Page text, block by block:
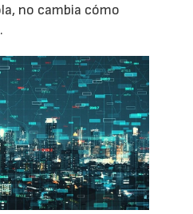
no cambia cómo